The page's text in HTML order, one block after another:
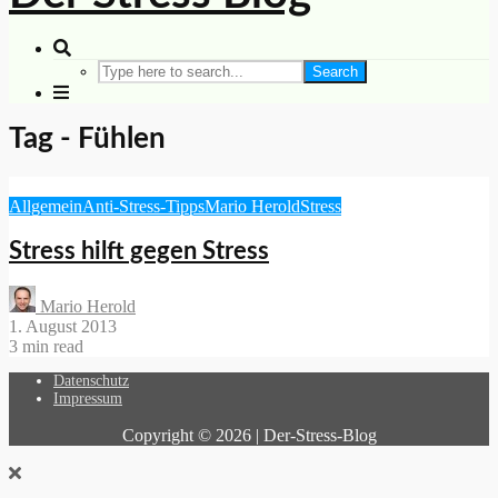
Search
Tag - Fühlen
AllgemeinAnti-Stress-TippsMario HeroldStress
Stress hilft gegen Stress
Mario Herold
1. August 2013
3 min read
Datenschutz
Impressum
Copyright © 2026 | Der-Stress-Blog